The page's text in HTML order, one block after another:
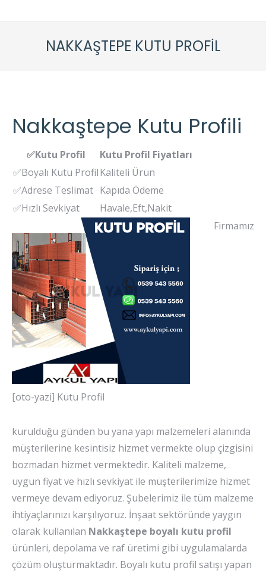
NAKKAŞTEPE KUTU PROFIL
Nakkaştepe Kutu Profili
✅Kutu Profil
Kutu Profil Fiyatları
✅Boyalı Kutu ProfilKaliteli Ürün
✅Adrese Teslimat Kapıda Ödeme
✅Hızlı Sevkiyat
Havale,Eft,Nakit
[oto-yazi] Kutu Profil
Firmamız
kurulduğu günden bu yana yapı malzemeleri alanında
müşterilerine kesintisiz hizmet vermekte olup çizgisini
bozmadan hizmet vermektedir. Kaliteli malzeme,
uygun fiyat ve hızlı sevkiyat ile müşterilerimize hizmet
vermeye devam ediyoruz. Şubelerimiz ile tüm malzeme
ihtiyaçlarınızı karşılıyoruz. İnşaat sektöründe yaygın
olarak kullanılan Nakkaştepe boyalı kutu profil
ürünleri, depolama ve raf üretimi gibi uygulamalarda
çözüm oluşturmaktadır. Boyalı kutu profil satışı yapan